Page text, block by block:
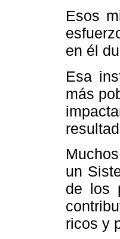
Esos
en él
Esa
más
un
de los
ricos y